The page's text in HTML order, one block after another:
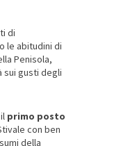
di
le abitudini di
Penisola,
sui gusti degli
primo posto
con ben
della